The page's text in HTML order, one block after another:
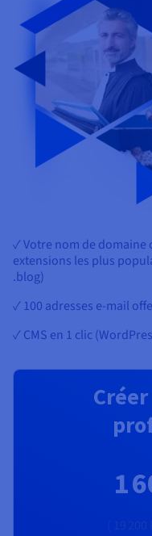
✓ Votre nom de domaine
extensions les plus
.blog)
✓ 100 adresses e-mail
✓ CMS en 1 clic
1